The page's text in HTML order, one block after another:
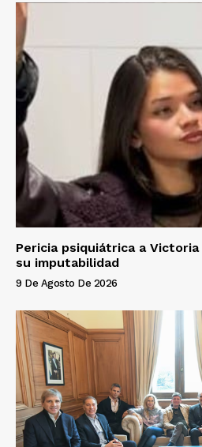
Pericia psiquiátrica a
su imputabilidad
9 De Agosto De 2026